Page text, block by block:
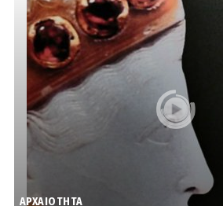
ΑΡΧΑΙΟΤΗΤΑ